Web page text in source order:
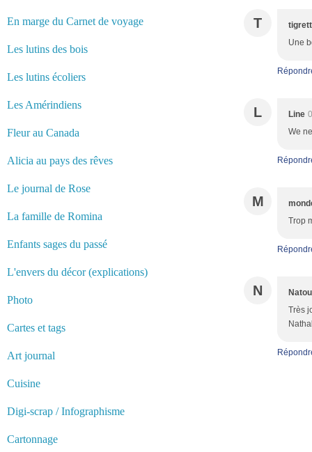
En marge du Carnet de voyage
Les lutins des bois
Les lutins écoliers
Les Amérindiens
Fleur au Canada
Alicia au pays des rêves
Le journal de Rose
La famille de Romina
Enfants sages du passé
L'envers du décor (explications)
Photo
Cartes et tags
Art journal
Cuisine
Digi-scrap / Infographisme
Cartonnage
T
Une
L Line
We
M
Trop
N
Très